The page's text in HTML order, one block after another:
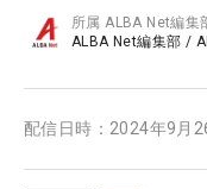
所属ALBA Net編集
ALBA Net編集部 /
配信日時： 2024年9月